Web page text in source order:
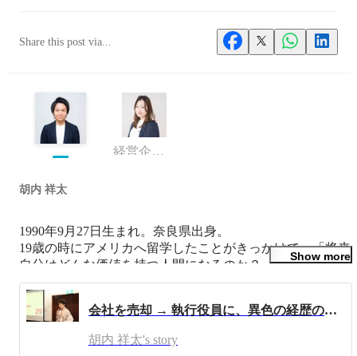
Share this post via...
経営企画部
胡内 祥太
1990年9月27日生まれ。奈良県出身。
19歳の時にアメリカへ留学したことがきっかけで、「将来
自分はどんな価値を持つ人間になるのか？」ということを
考え始める。
帰国後様々な業種のビジネスマンと会い、21歳の時にビジ
ネス実践の場としてロサンゼルスの広告代理店でインター
2013年、大学卒業後、某商社への就職を機に上京。
Show more
会社を売却 → 執行役員に、異色の経歴の役員に仕事観についてインタビュー！
胡内 祥太's story